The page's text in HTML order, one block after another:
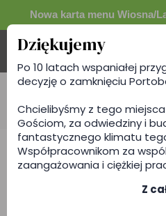
Nowa karta menu Wiosna/
Dziękujemy
Po 10 latach wspaniałej
decyzję o zamknięciu
Chcielibyśmy z tego
Gościom, za odwiedziny i
fantastycznego klimatu
Współpracownikom za
zaangażowania i ciężkiej
Z
Konkurs
„Twoje